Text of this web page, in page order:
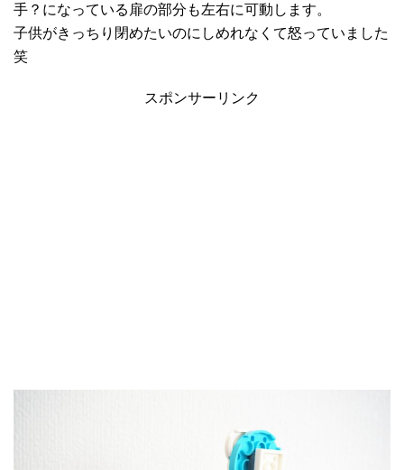
手？になっている扉の部分も左右に可動します。
子供がきっちり閉めたいのにしめれなくて怒っていました
笑
スポンサーリンク